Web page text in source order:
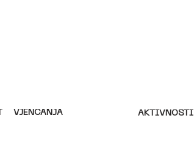
VJENČANJA AKTIVNOSTI